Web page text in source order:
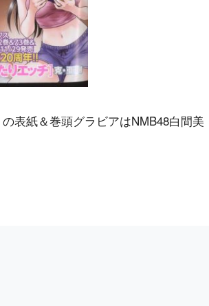
の表紙＆巻頭グラビアはNMB48白間美